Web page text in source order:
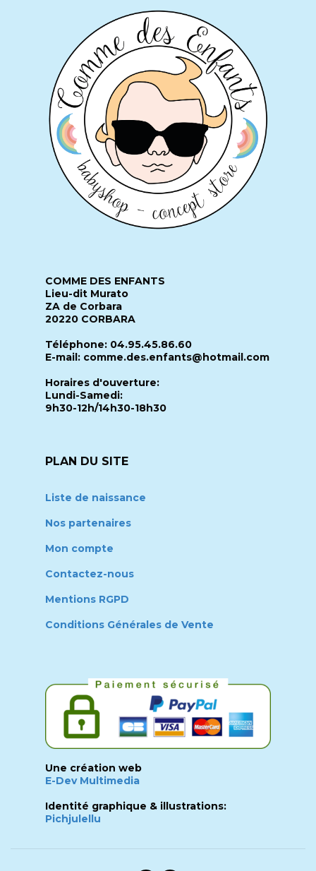
COMME DES ENFANTS
Lieu-dit Murato
ZA de Corbara
20220 CORBARA
Téléphone: 04.95.45.86.60
E-mail: comme.des.enfants@hotmail.com
Horaires d'ouverture:
Lundi-Samedi:
9h30-12h/14h30-18h30
PLAN DU SITE
Liste de naissance
Nos partenaires
Mon compte
Contactez-nous
Mentions RGPD
Conditions Générales de Vente
Une création web
E-Dev Multimedia
Identité graphique & illustrations:
Pichjulellu